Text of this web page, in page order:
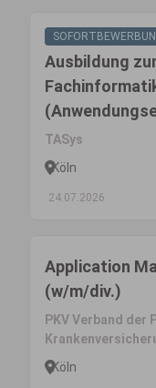
Ausbildung
Daten- und
TASys
Köln
24.07.2026
Application
(w/m/div.)
PKV Verband der
Köln